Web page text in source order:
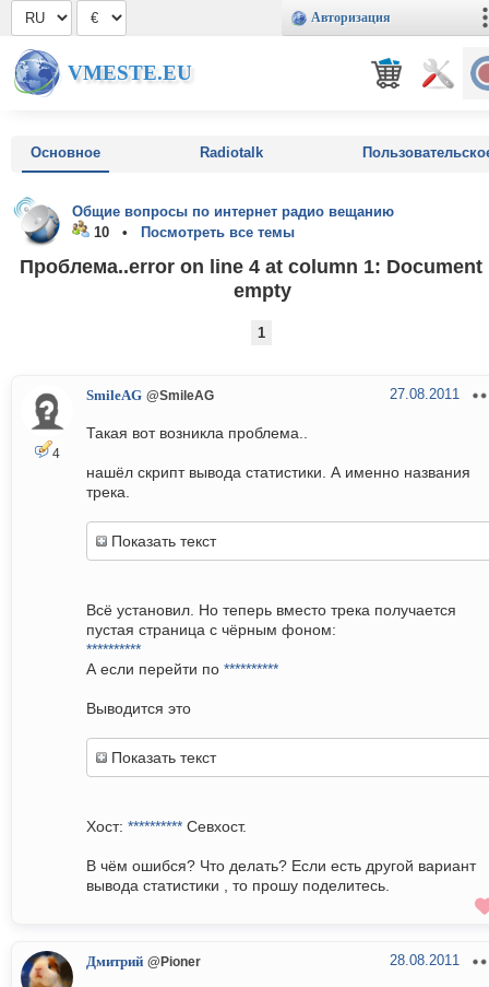
Авторизация
VMESTE.EU
Основное Radiotalk
Общие вопросы по интернет радио вещанию
10 •
Посмотреть все темы
Проблема..error on line 4 at column 1: Document
empty
1
4
SmileAG @SmileAG 27.08.2011
Такая вот возникла проблема..
нашёл скрипт вывода статистики. А именно названия
трека.
Показать текст
Всё установил. Но теперь вместо трека получается
пустая страница с чёрным фоном:
**********
А если перейти по **********
Выводится это
Показать текст
Хост: ********** Севхост.
В чём ошибся? Что делать? Если есть другой вариант
вывода статистики , то прошу поделитесь.
Дмитрий @Pioner 28.08.2011